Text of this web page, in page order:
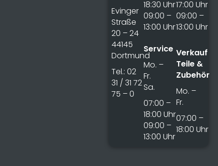
Evinger
Straße
20 – 24
44145
Dortmund
Tel.: 02
31 / 31 72
75 – 0
18:30 Uhr
09:00 –
13:00 Uhr
Service
Mo. –
Fr.
Sa.
07:00 –
18:00 Uhr
09:00 –
13:00 Uhr
17:00 Uhr
09:00 –
13:00 Uhr
Verkauf
Teile &
Zubehör
Mo. –
Fr.
07:00 –
18:00 Uhr